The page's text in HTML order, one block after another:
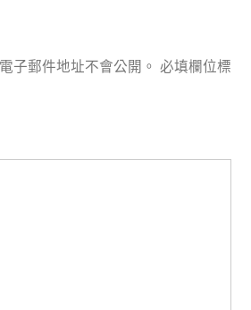
子郵件地址不會公開。 必填欄位標